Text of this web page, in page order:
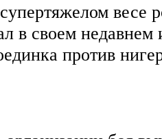
весе
в своем
против